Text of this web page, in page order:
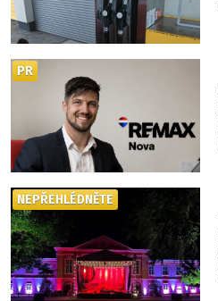
PR
NEPŘEHLÉDNĚTE